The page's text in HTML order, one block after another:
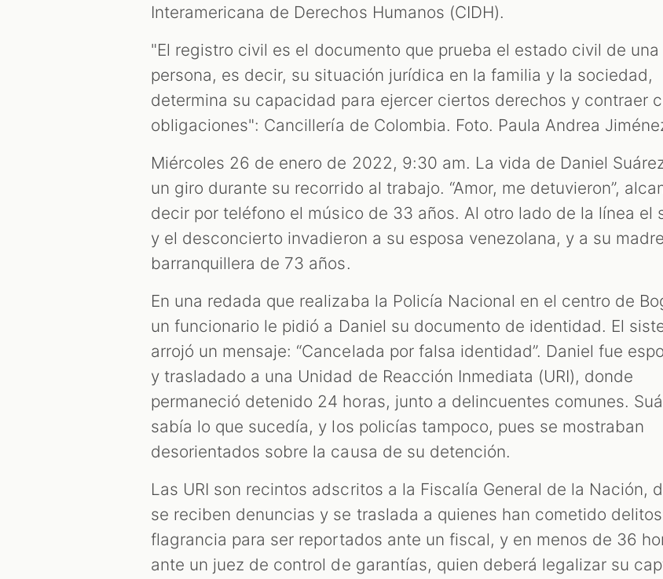
Interamericana de Derechos Humanos (CIDH).
"El registro civil es el documento que prueba el estado civil de una
persona, es decir, su situación jurídica en la familia y la sociedad,
determina su capacidad para ejercer ciertos derechos y contraer
obligaciones": Cancillería de Colombia. Foto. Paula Andrea
Miércoles 26 de enero de 2022, 9:30 am. La vida de Daniel
un giro durante su recorrido al trabajo. “Amor, me detuvieron”,
decir por teléfono el músico de 33 años. Al otro lado de la línea el
y el desconcierto invadieron a su esposa venezolana, y a su
barranquillera de 73 años.
En una redada que realizaba la Policía Nacional en el centro de
un funcionario le pidió a Daniel su documento de identidad. El
arrojó un mensaje: “Cancelada por falsa identidad”. Daniel fue
y trasladado a una Unidad de Reacción Inmediata (URI), donde
permaneció detenido 24 horas, junto a delincuentes comunes.
sabía lo que sucedía, y los policías tampoco, pues se mostraban
desorientados sobre la causa de su detención.
Las URI son recintos adscritos a la Fiscalía General de la Nación,
se reciben denuncias y se traslada a quienes han cometido
flagrancia para ser reportados ante un fiscal, y en menos de 36
ante un juez de control de garantías, quien deberá legalizar su